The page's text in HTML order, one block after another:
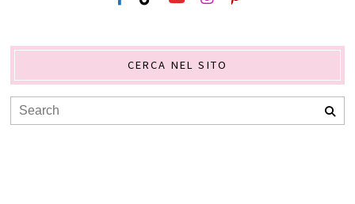
CERCA NEL SITO